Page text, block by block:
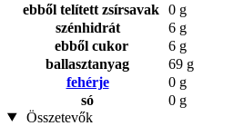
ebből telített zsírsavak 0 g
szénhidrát
6 g
ebből cukor
6 g
ballasztanyag
69 g
fehérje
0 g
só
0 g
Összetevők